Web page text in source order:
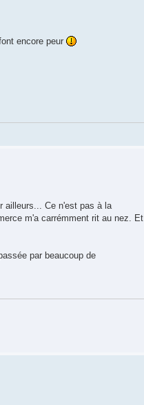
encore peur
ailleurs... Ce n'est pas à la
m'a carrémment rit au nez. Et
par beaucoup de